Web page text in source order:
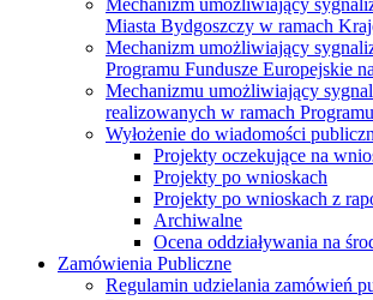
Miasta Bydgoszczy w ramach
Mechanizm umożliwiający
Programu Fundusze Europejskie
Mechanizmu umożliwiający
realizowanych w ramach
Wyłożenie do wiadomości
Projekty oczekujące na
Projekty po wnioskach
Projekty po wnioskach z
Archiwalne
Ocena oddziaływania na
Zamówienia Publiczne
Regulamin udzielania zamówień